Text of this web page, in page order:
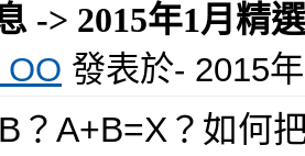
-> 2015年1月精
OO 發表於- 2015
？A+B=X？如何